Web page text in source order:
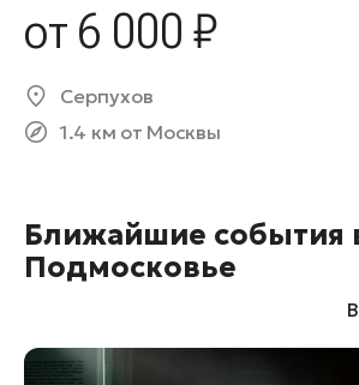
от 6 000 ₽
Серпухов
1.4 км от Москвы
Ближайшие события
Подмосковье